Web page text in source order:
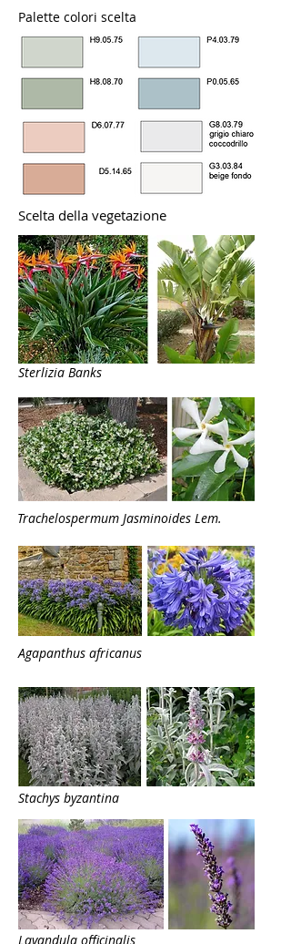
Palette colori scelta
Scelta della vegetazione
Sterlizia Banks
Trachelospermum Jasminoides Lem.
Agapanthus africanus
Stachys byzantina
Lavandula officinalis